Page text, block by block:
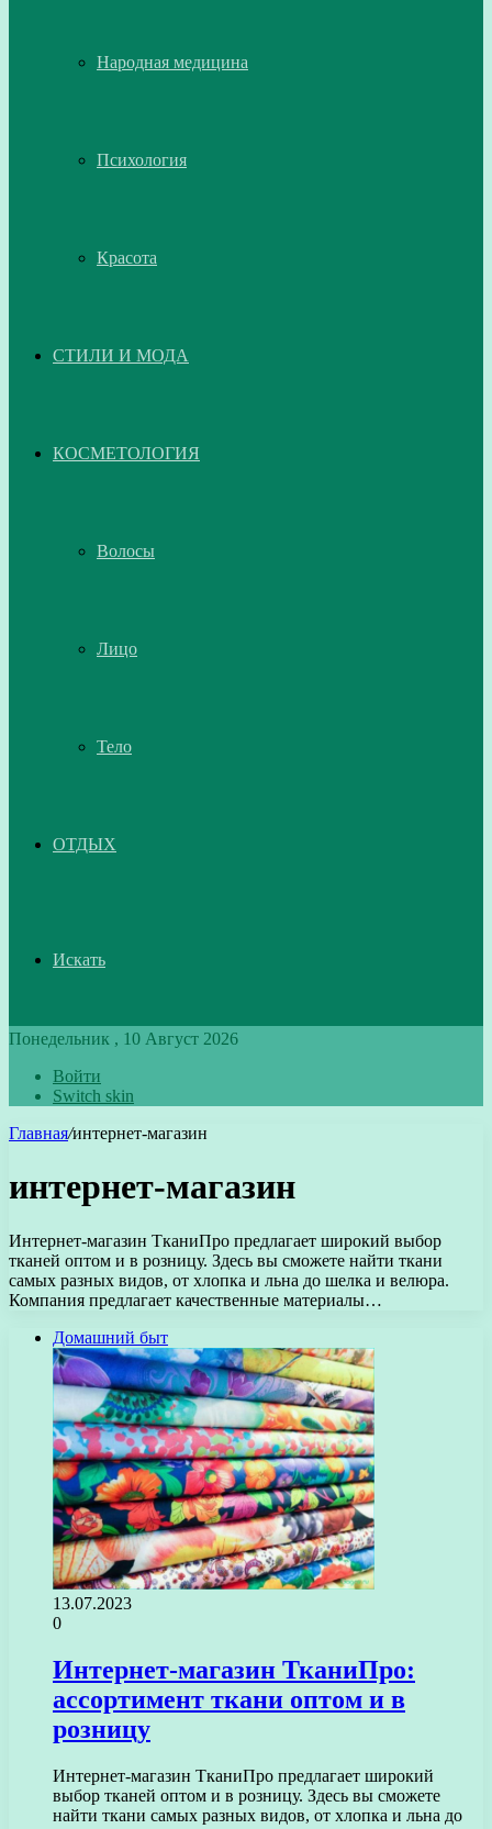
Народная медицина
Психология
Красота
СТИЛИ И МОДА
КОСМЕТОЛОГИЯ
Волосы
Лицо
Тело
ОТДЫХ
Искать
Понедельник , 10 Август 2026
Войти
Switch skin
Главная/интернет-магазин
интернет-магазин
Интернет-магазин ТканиПро предлагает широкий выбор
тканей оптом и в розницу. Здесь вы сможете найти ткани
самых разных видов, от хлопка и льна до шелка и велюра.
Компания предлагает качественные материалы…
Домашний быт
13.07.2023
0
Интернет-магазин ТканиПро:
ассортимент ткани оптом и в
розницу
Интернет-магазин ТканиПро предлагает широкий
выбор тканей оптом и в розницу. Здесь вы сможете
найти ткани самых разных видов, от хлопка и льна до